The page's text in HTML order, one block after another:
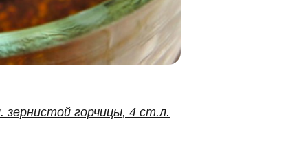
зернистой горчицы, 4 ст.л.